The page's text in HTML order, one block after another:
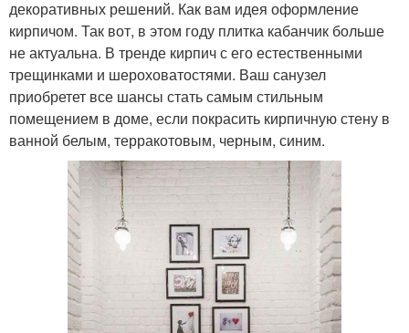
декоративных решений. Как вам идея оформление
кирпичом. Так вот, в этом году плитка кабанчик больше
не актуальна. В тренде кирпич с его естественными
трещинками и шероховатостями. Ваш санузел
приобретет все шансы стать самым стильным
помещением в доме, если покрасить кирпичную стену в
ванной белым, терракотовым, черным, синим.